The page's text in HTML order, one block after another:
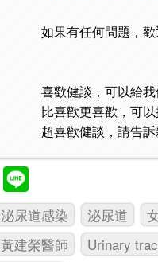
如果有任何問題，
喜歡健談，可以給我
比喜歡更喜歡，可以
超喜歡健談，請告訴
泌尿道感染 泌尿道
黃建榮醫師
Urinary